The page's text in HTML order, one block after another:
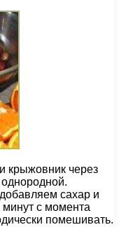
крыжовник через
сахар и
с момента
помешивать.